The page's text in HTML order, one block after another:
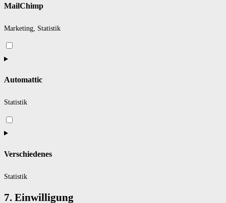
sourcebuster-
MailChimp
Marketing, Statistik
Consent
to
mailchimp
Automattic
Statistik
Consent
to
automattic
Verschiedenes
Statistik
Consent
7. Einwilligung